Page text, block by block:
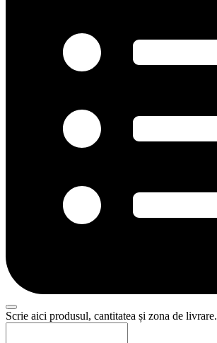
Scrie aici produsul, cantitatea și zona de livrare.